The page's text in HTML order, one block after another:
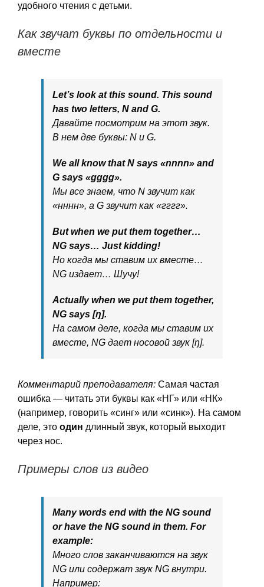
удобного чтения с детьми.
Как звучат буквы по отдельности и
вместе
Let’s look at this sound. This sound
has two letters, N and G.
Давайте посмотрим на этот звук.
В нем две буквы: N и G.
We all know that N says «nnnn» and
G says «gggg».
Мы все знаем, что N звучит как
«нннн», а G звучит как «гггг».
But when we put them together…
NG says… Just kidding!
Но когда мы ставим их вместе…
NG издает… Шучу!
Actually when we put them together,
NG says [ŋ].
На самом деле, когда мы ставим их
вместе, NG дает носовой звук [ŋ].
Комментарий преподавателя: Самая частая
ошибка — читать эти буквы как «НГ» или «НК»
(например, говорить «синг» или «синк»). На самом
деле, это один длинный звук, который выходит
через нос.
Примеры слов из видео
Many words end with the NG sound
or have the NG sound in them. For
example:
Много слов заканчиваются на звук
NG или содержат звук NG внутри.
Например: